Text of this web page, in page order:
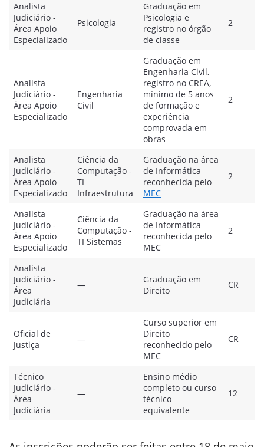
Analista
Judiciário -
Área Apoio
Especializado
Psicologia
Graduação em
Psicologia e
registro no órgão
de classe
2
Analista
Judiciário -
Área Apoio
Especializado
Engenharia
Civil
Graduação em
Engenharia Civil,
registro no CREA,
mínimo de 5 anos
de formação e
experiência
comprovada em
obras
2
Analista
Judiciário -
Área Apoio
Especializado
Ciência da
Computação -
TI
Infraestrutura
Graduação na área
de Informática
reconhecida pelo
MEC
2
Analista
Judiciário -
Área Apoio
Especializado
Ciência da
Computação -
TI Sistemas
Graduação na área
de Informática
reconhecida pelo
MEC
2
Analista
Judiciário -
Área
Judiciária
—
Graduação em
Direito
CR
Oficial de
Justiça
—
Curso superior em
Direito
reconhecido pelo
MEC
CR
Técnico
Judiciário -
Área
Judiciária
—
Ensino médio
completo ou curso
técnico
equivalente
12